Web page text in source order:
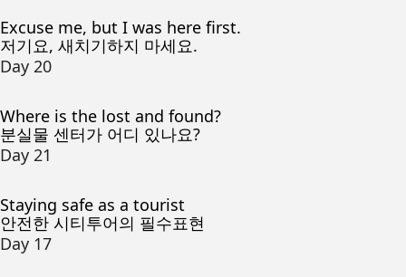
Excuse me, but I was here first.
저기요, 새치기하지 마세요.
Day 20
Where is the lost and found?
분실물 센터가 어디 있나요?
Day 21
Staying safe as a tourist
안전한 시티투어의 필수표현
Day 17